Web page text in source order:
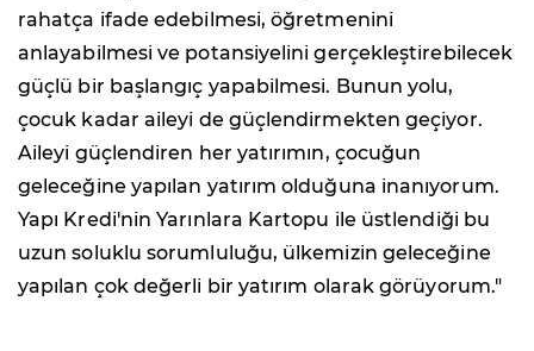
rahatça ifade edebilmesi, öğretmenini
anlayabilmesi ve potansiyelini gerçekleştirebilecek
güçlü bir başlangıç yapabilmesi. Bunun yolu,
çocuk kadar aileyi de güçlendirmekten geçiyor.
Aileyi güçlendiren her yatırımın, çocuğun
geleceğine yapılan yatırım olduğuna inanıyorum.
Yapı Kredi'nin Yarınlara Kartopu ile üstlendiği bu
uzun soluklu sorumluluğu, ülkemizin geleceğine
yapılan çok değerli bir yatırım olarak görüyorum."